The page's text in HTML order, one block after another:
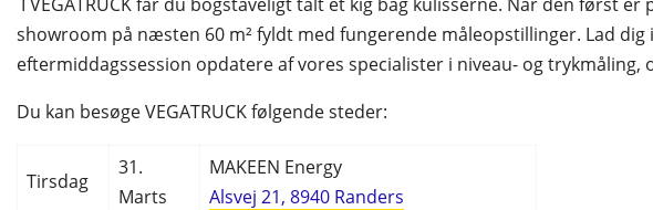
showroom på næsten 60 m² fyldt med fungerende måleopstillinger. Lad
eftermiddagssession opdatere af vores specialister i niveau- og
Du kan besøge VEGATRUCK følgende steder:
Tirsdag
31.
Marts
MAKEEN Energy
Alsvej 21, 8940 Randers